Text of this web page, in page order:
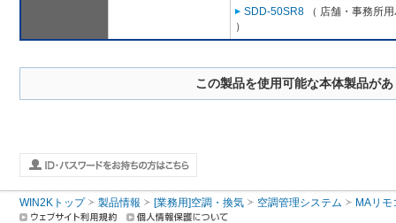
SDD-50SR8 （ 店舗・事務所
）
この製品を使用可能な本体製品が
WIN2Kトップ 製品情報 [業務用]空調・換気 空調管理システム MAリモ